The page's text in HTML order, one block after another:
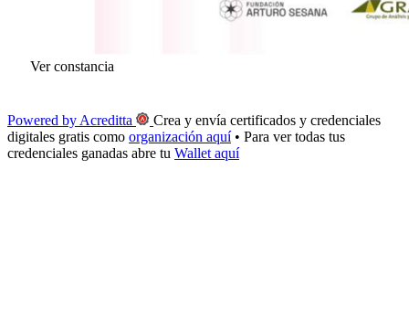
Ver constancia
Powered by Acreditta
Crea y envía certificados y credenciales
digitales gratis como organización aquí• Para ver todas tus
credenciales ganadas abre tu Wallet aquí